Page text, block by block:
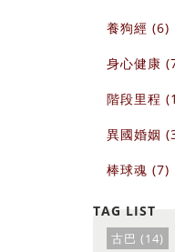
養狗經 (6)
身心健康
階段里程
異國婚姻
棒球魂 (7)
古巴 (14)